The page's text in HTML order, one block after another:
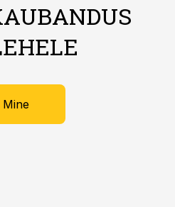
Mine